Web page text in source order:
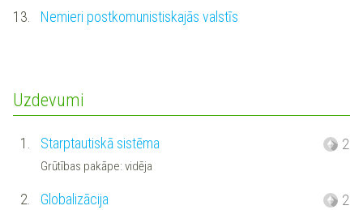
13.
Nemieri postkomunistiskajās valstīs
Uzdevumi
1. Starptautiskā sistēma
Grūtības pakāpe: vidēja
2
2. Globalizācija 2